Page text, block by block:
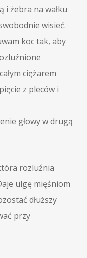
i żebra na wałku
wisieć.
koc tak, aby
ciężarem
z pleców i
głowy w drugą
rozluźnia
ulgę mięśniom
dłuższy
przy